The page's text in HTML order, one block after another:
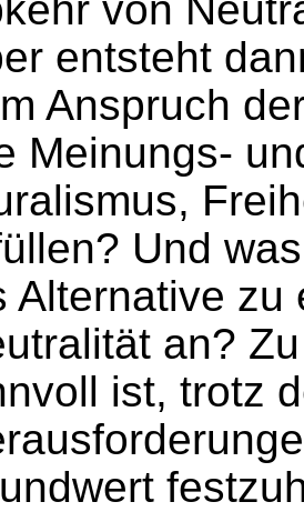
entsteht
Anspruch
Meinungs-
Und
Alternative zu
an?
ist, trotz